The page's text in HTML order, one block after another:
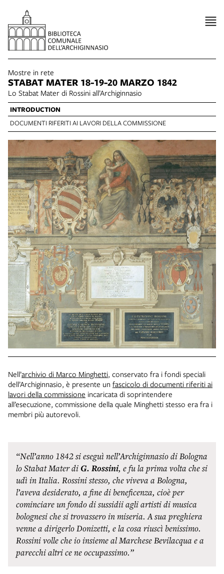
Mostre in rete
STABAT MATER 18-19-20 MARZO 1842
Lo Stabat Mater di Rossini all’Archiginnasio
INTRODUCTION
DOCUMENTI RIFERITI AI LAVORI DELLA COMMISSIONE
Nell’archivio di Marco Minghetti, conservato fra i fondi speciali
dell’Archiginnasio, è presente un fascicolo di documenti riferiti ai
lavori della commissione incaricata di soprintendere
all’esecuzione, commissione della quale Minghetti stesso era fra i
membri più autorevoli.
“Nell’anno 1842 si eseguì nell’Archiginnasio di Bologna
lo Stabat Mater di G. Rossini, e fu la prima volta che si
udì in Italia. Rossini stesso, che viveva a Bologna,
l’aveva desiderato, a fine di beneficenza, cioè per
cominciare un fondo di sussidii agli artisti di musica
bolognesi che si trovassero in miseria. A sua preghiera
venne a dirigerlo Donizetti, e la cosa riuscì benissimo.
Rossini volle che io insieme al Marchese Bevilacqua e a
parecchi altri ce ne occupassimo.”